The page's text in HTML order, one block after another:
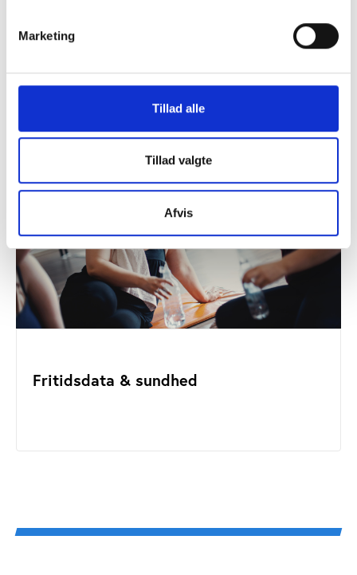
Marketing
Tillad alle
Tillad valgte
Afvis
udgivelser og caseartikler og
Fritidsdata & sundhed